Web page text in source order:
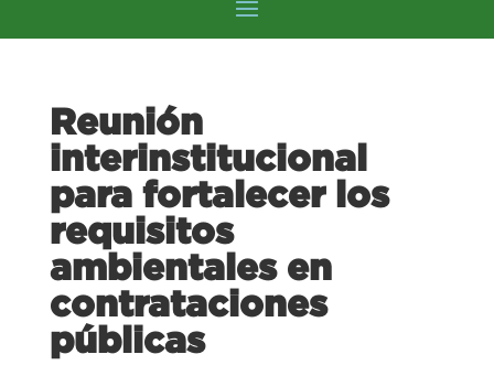
Reunión
interinstitucional
para fortalecer los
requisitos
ambientales en
contrataciones
públicas